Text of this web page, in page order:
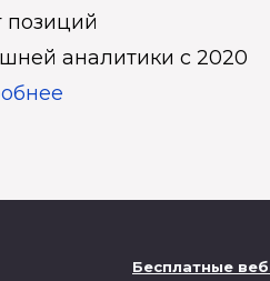
позиций
аналитики с 2020
Бесплатные